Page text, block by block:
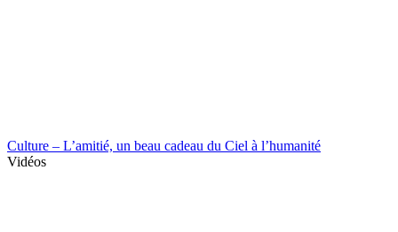
Culture – L’amitié, un beau cadeau du Ciel à l’humanité
Vidéos